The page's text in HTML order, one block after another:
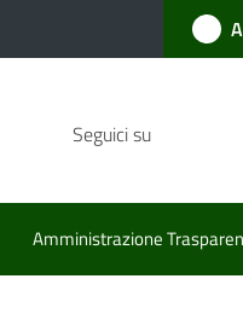
Seguici su
Amministrazione